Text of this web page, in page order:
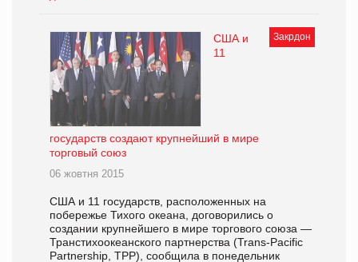
Закрдон
США и
11
государств создают крупнейший в мире
торговый союз
06 жовтня 2015
США и 11 государств, расположенных на
побережье Тихого океана, договорились о
создании крупнейшего в мире торгового союза —
Транстихоокеанского партнерства (Trans-Pacific
Partnership, TPP), сообщила в понедельник